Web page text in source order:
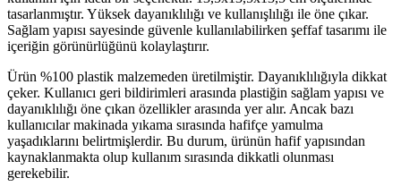
tasarlanmıştır. Yüksek dayanıklılığı ve kullanışlılığı ile öne çıkar.
Sağlam yapısı sayesinde güvenle kullanılabilirken şeffaf tasarımı ile
içeriğin görünürlüğünü kolaylaştırır.
Ürün %100 plastik malzemeden üretilmiştir. Dayanıklılığıyla dikkat
çeker. Kullanıcı geri bildirimleri arasında plastiğin sağlam yapısı ve
dayanıklılığı öne çıkan özellikler arasında yer alır. Ancak bazı
kullanıcılar makinada yıkama sırasında hafifçe yamulma
yaşadıklarını belirtmişlerdir. Bu durum, ürünün hafif yapısından
kaynaklanmakta olup kullanım sırasında dikkatli olunması
gerekebilir.